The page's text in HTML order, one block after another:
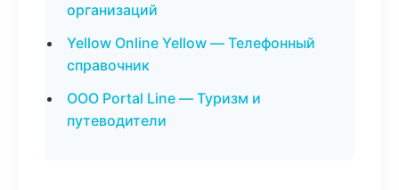
организаций
Yellow Online Yellow — Телефонный
справочник
ООО Portal Line — Туризм и
путеводители